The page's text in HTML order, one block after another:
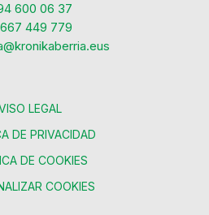
600 06 37
449 779
LEGAL
DE PRIVACIDAD
DE COOKIES
COOKIES